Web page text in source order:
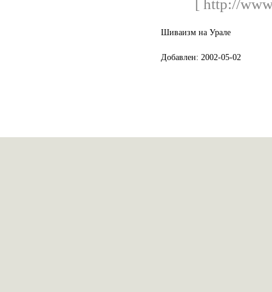
[ http://
Шиваизм на Урале
Добавлен: 2002-05-02